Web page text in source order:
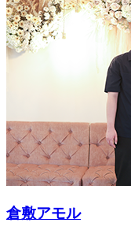
倉敷アモル